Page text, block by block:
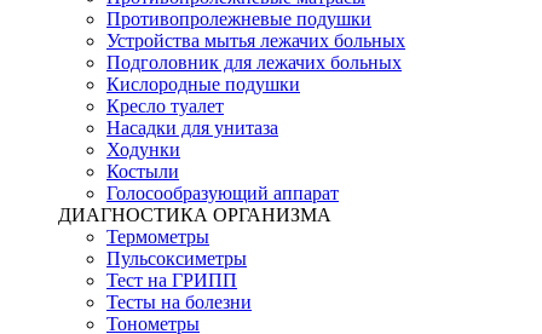
Противопролежневые подушки
Устройства мытья лежачих больных
Подголовник для лежачих больных
Кислородные подушки
Кресло туалет
Насадки для унитаза
Ходунки
Костыли
Голосообразующий аппарат
ДИАГНОСТИКА ОРГАНИЗМА
Термометры
Пульсоксиметры
Тест на ГРИПП
Тесты на болезни
Тонометры